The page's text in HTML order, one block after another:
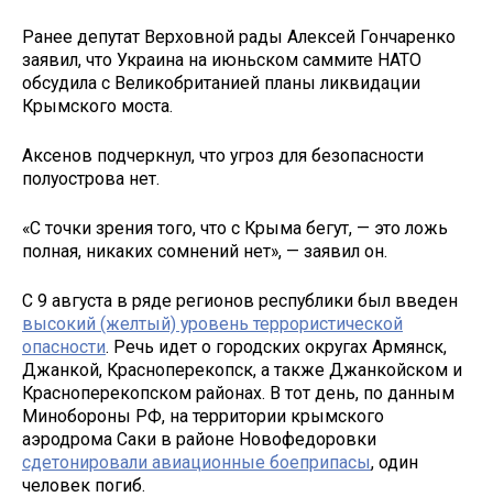
Ранее депутат Верховной рады Алексей Гончаренко
заявил, что Украина на июньском саммите НАТО
обсудила с Великобританией планы ликвидации
Крымского моста.
Аксенов подчеркнул, что угроз для безопасности
полуострова нет.
«С точки зрения того, что с Крыма бегут, — это ложь
полная, никаких сомнений нет», — заявил он.
С 9 августа в ряде регионов республики был введен
высокий (желтый) уровень террористической
опасности. Речь идет о городских округах Армянск,
Джанкой, Красноперекопск, а также Джанкойском и
Красноперекопском районах. В тот день, по данным
Минобороны РФ, на территории крымского
аэродрома Саки в районе Новофедоровки
сдетонировали авиационные боеприпасы, один
человек погиб.